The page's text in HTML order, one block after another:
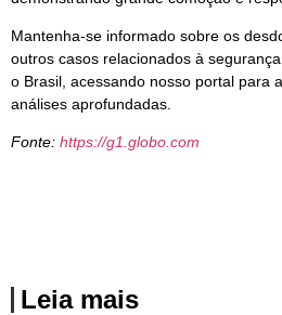
Mantenha-se informado sobre os
outros casos relacionados à
o Brasil, acessando nosso portal para
análises aprofundadas.
Fonte: https://g1.globo.com
Leia mais